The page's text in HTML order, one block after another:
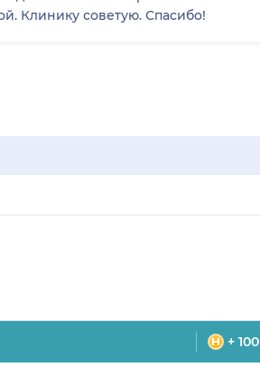
Клинику советую. Спасибо!
+ 100